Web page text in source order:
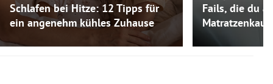
Schlafen bei Hitze: 12 Tipps für
ein angenehm kühles Zuhause
Fails, die du
Matratzenkauf